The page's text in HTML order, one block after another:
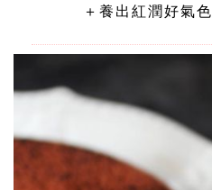
＋養出紅潤好氣色